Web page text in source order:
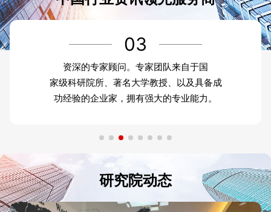
03
资深的专家顾问。专家团队来自于国
家级科研院所、著名大学教授、以及具备成
功经验的企业家，拥有强大的专业能力。
研究院动态